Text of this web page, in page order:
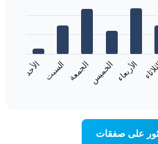
الأربعاء الخميسالجمعة السبت الأحد
على صفقات